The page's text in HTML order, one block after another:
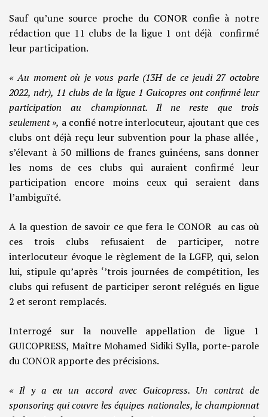
Sauf qu’une source proche du CONOR confie à notre
rédaction que 11 clubs de la ligue 1 ont déjà confirmé
leur participation.
« Au moment où je vous parle (13H de ce jeudi 27 octobre
2022, ndr), 11 clubs de la ligue 1 Guicopres ont confirmé leur
participation au championnat. Il ne reste que trois
seulement », a confié notre interlocuteur, ajoutant que ces
clubs ont déjà reçu leur subvention pour la phase allée ,
s’élevant à 50 millions de francs guinéens, sans donner
les noms de ces clubs qui auraient confirmé leur
participation encore moins ceux qui seraient dans
l’ambiguïté.
A la question de savoir ce que fera le CONOR au cas où
ces trois clubs refusaient de participer, notre
interlocuteur évoque le règlement de la LGFP, qui, selon
lui, stipule qu’après ‘’trois journées de compétition, les
clubs qui refusent de participer seront relégués en ligue
2 et seront remplacés.
Interrogé sur la nouvelle appellation de ligue 1
GUICOPRESS, Maître Mohamed Sidiki Sylla, porte-parole
du CONOR apporte des précisions.
« Il y a eu un accord avec Guicopress. Un contrat de
sponsoring qui couvre les équipes nationales, le championnat